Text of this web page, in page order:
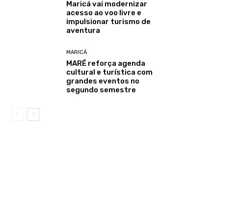
Maricá vai modernizar
acesso ao voo livre e
impulsionar turismo de
aventura
MARICÁ
MARÉ reforça agenda
cultural e turística com
grandes eventos no
segundo semestre